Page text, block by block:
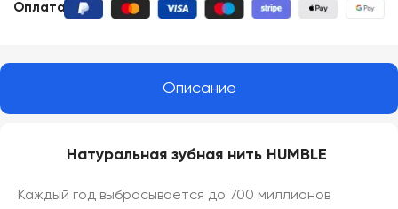
Оплата:
Описание
Натуральная зубная нить HUMBLE
Каждый год выбрасывается до 700 миллионов